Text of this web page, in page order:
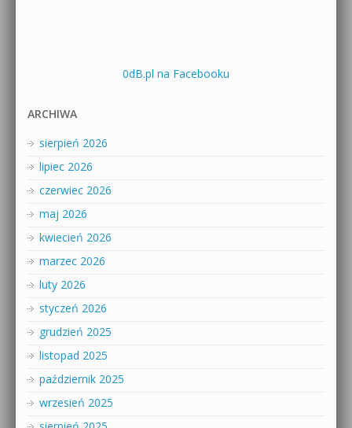
0dB.pl na Facebooku
ARCHIWA
sierpień 2026
lipiec 2026
czerwiec 2026
maj 2026
kwiecień 2026
marzec 2026
luty 2026
styczeń 2026
grudzień 2025
listopad 2025
październik 2025
wrzesień 2025